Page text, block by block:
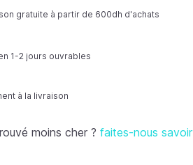
gratuite à partir de 600dh d'achats
1-2 jours ouvrables
à la livraison
moins cher ? faites-nous savoir